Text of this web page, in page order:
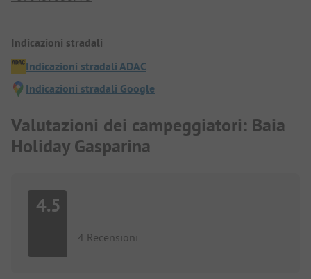
Indicazioni stradali
Indicazioni stradali ADAC
Indicazioni stradali Google
Valutazioni dei campeggiatori: Baia
Holiday Gasparina
4.5
4 Recensioni